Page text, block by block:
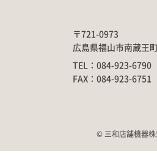
〒721-0973
広島県福山市南蔵王
TEL：084-923-6790
FAX：084-923-6751
© 三和店舗機器株